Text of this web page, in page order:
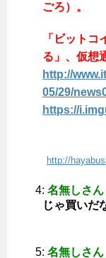
ごろ）。
「ビットコ
る」、仮想
http://
05/29/
https://
http://
4: 名無しさん
じゃ買いだ
5: 名無しさん